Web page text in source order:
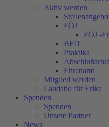
Aktiv werden
FÖJ
FÖJ -
BFD
Praktika
Ehrenamt
Mitglied werden
Laudatio für Erika
Spenden
Spenden
Unsere Partner
News